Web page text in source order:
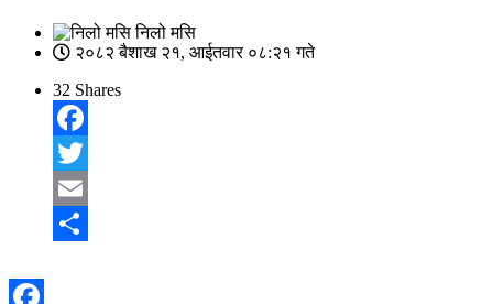
निलो मसि
२०८२ बैशाख २१, आईतवार ०८:२१ गते
32 Shares
Facebook
Twitter
Email